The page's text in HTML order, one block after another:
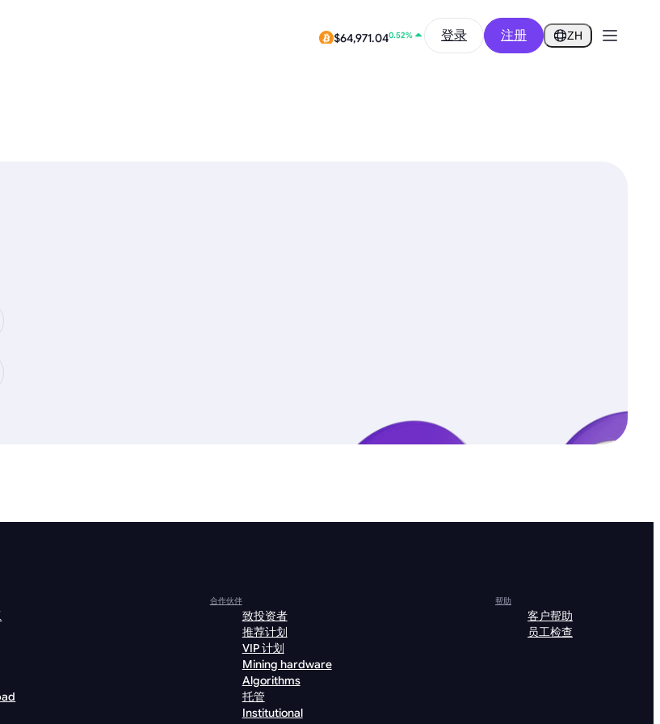
$64,971.040.52% 登录 注册 ZH
合作伙伴
致投资者
推荐计划
VIP 计划
Mining hardware
Algorithms
托管
Institutional
帮助
客户帮助
员工检查